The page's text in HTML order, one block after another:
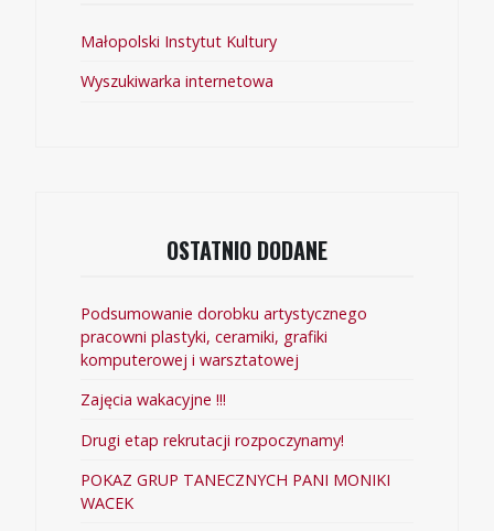
Małopolski Instytut Kultury
Wyszukiwarka internetowa
OSTATNIO DODANE
Podsumowanie dorobku artystycznego
pracowni plastyki, ceramiki, grafiki
komputerowej i warsztatowej
Zajęcia wakacyjne !!!
Drugi etap rekrutacji rozpoczynamy!
POKAZ GRUP TANECZNYCH PANI MONIKI
WACEK